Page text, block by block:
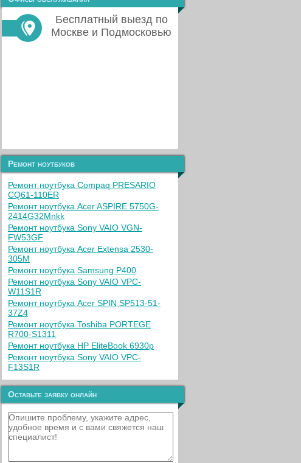
Бесплатный выезд по
Москве и Подмосковью
Ремонт ноутбуков
Ремонт ноутбука Compaq PRESARIO
CQ61-110ER
Ремонт ноутбука Acer ASPIRE 5750G-
2414G32Mnkk
Ремонт ноутбука Sony VAIO VGN-
FW53GF
Ремонт ноутбука Acer Extensa 2530-
305M
Ремонт ноутбука Samsung P400
Ремонт ноутбука Sony VAIO VPC-
W11S1R
Ремонт ноутбука Acer SPIN SP513-51-
37Z4
Ремонт ноутбука Toshiba PORTEGE
R700-S1311
Ремонт ноутбука HP EliteBook 6930p
Ремонт ноутбука Sony VAIO VPC-
F13S1R
Оставьте заявку онлайн